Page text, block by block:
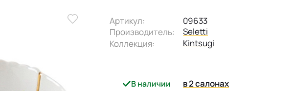
Артикул:
09633
Производитель:
Seletti
Коллекция:
Kintsugi
В наличии в 2 салонах